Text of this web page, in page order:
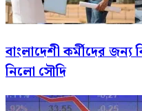
বাংলাদেশী কর্মীদের
নিলো সৌদি